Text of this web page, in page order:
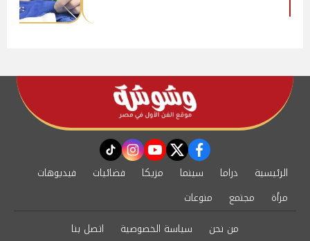
facebook
twitter
youtube
instagram
tiktok
الرئيسية دراما سينما مزيكا فضائيات
فيديوهات
مرأة
مجتمع
منوعات
من نحن
سياسة الخصوصية اتصل بنا